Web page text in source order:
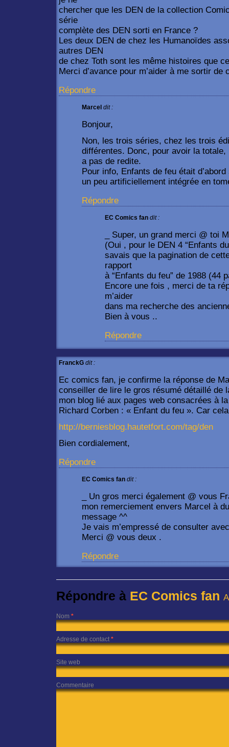
chercher que les DEN de la collection
série
complète des DEN sorti en France ?
Les deux DEN de chez les Humanoïdes
autres DEN
de chez Toth sont les même histoires que
Merci d’avance pour m’aider à me sortir de
Répondre
Marcel dit :
Bonjour,
Non, les trois séries, chez les trois
différentes. Donc, pour avoir la
a pas de redite.
Pour info, Enfants de feu était
un peu artificiellement intégrée en
Répondre
EC Comics fan dit :
_ Super, un grand merci @ toi
(Oui , pour le DEN 4 “Enfants
savais que la pagination de
rapport
à “Enfants du feu” de 1988 (44
Encore une fois , merci de ta
m’aider
dans ma recherche des
Bien à vous ..
Répondre
FranckG dit :
Ec comics fan, je confirme la réponse de
conseiller de lire le gros résumé détaillé de
mon blog lié aux pages web consacrées à
Richard Corben : « Enfant du feu ». Car
http://berniesblog.hautetfort.com/tag/den
Bien cordialement,
Répondre
EC Comics fan dit :
_ Un gros merci également @ vous
mon remerciement envers Marcel à
message ^^
Je vais m’empressé de consulter
Merci @ vous deux .
Répondre
Répondre à EC Comics fan
Nom *
Adresse de contact *
Site web
Commentaire